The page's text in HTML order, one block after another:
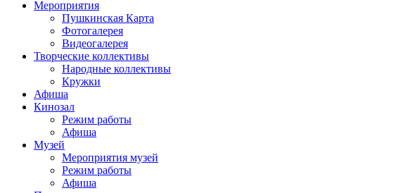
Мероприятия
Пушкинская Карта
Фотогалерея
Видеогалерея
Творческие коллективы
Народные коллективы
Кружки
Афиша
Кинозал
Режим работы
Афиша
Музей
Мероприятия музей
Режим работы
Афиша